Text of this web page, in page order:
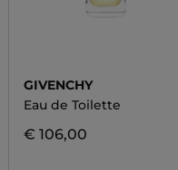
GIVENCHY
Eau de Toilette
€ 106,00